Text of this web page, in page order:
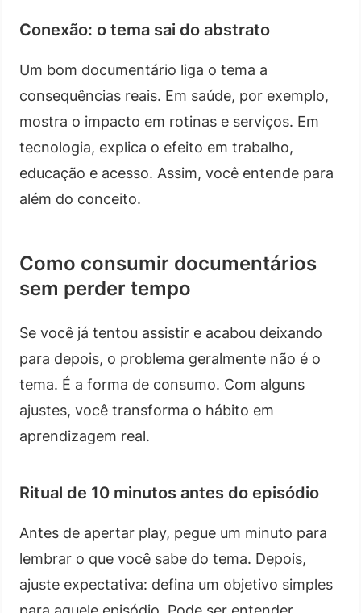
Conexão: o tema sai do abstrato
Um bom documentário liga o tema a
consequências reais. Em saúde, por exemplo,
mostra o impacto em rotinas e serviços. Em
tecnologia, explica o efeito em trabalho,
educação e acesso. Assim, você entende para
além do conceito.
Como consumir documentários
sem perder tempo
Se você já tentou assistir e acabou deixando
para depois, o problema geralmente não é o
tema. É a forma de consumo. Com alguns
ajustes, você transforma o hábito em
aprendizagem real.
Ritual de 10 minutos antes do episódio
Antes de apertar play, pegue um minuto para
lembrar o que você sabe do tema. Depois,
ajuste expectativa: defina um objetivo simples